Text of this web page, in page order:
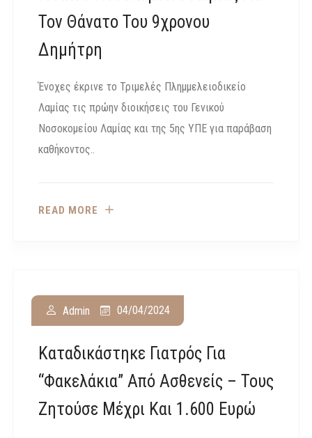
Τον Θάνατο Του 9χρονου
Δημήτρη
Ένοχες έκρινε το Τριμελές Πλημμελειοδικείο
Λαμίας τις πρώην διοικήσεις του Γενικού
Νοσοκομείου Λαμίας και της 5ης ΥΠΕ για παράβαση
καθήκοντος..
READ MORE
Καταδικάστηκε Γιατρός Για
“φακελάκια” Από Ασθενείς – Τους
Ζητούσε Μέχρι Και 1.600 Ευρώ
Admin 04/04/2024